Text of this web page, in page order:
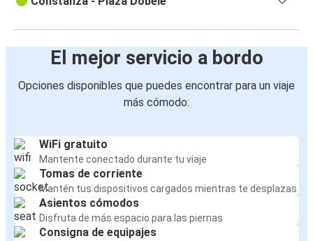
El mejor servicio a bordo
Opciones disponibles que puedes encontrar para un viaje
más cómodo:
WiFi gratuito
Mantente conectado durante tu viaje
Tomas de corriente
Mantén tus dispositivos cargados mientras te desplazas
Asientos cómodos
Disfruta de más espacio para las piernas
Consigna de equipajes